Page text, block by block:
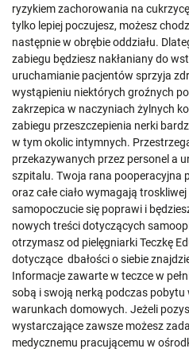
ryzykiem zachorowania na
tylko lepiej poczujesz, możesz
następnie w obrębie oddziału.
zabiegu będziesz nakłaniany do
uruchamianie pacjentów sprzyja
wystąpieniu niektórych groźnych
zakrzepica w naczyniach żylnych
zabiegu przeszczepienia nerki
w tym okolic intymnych.
przekazywanych przez personel a
szpitalu. Twoja rana pooperacyjna
oraz całe ciało wymagają
samopoczucie się poprawi i
nowych treści dotyczących
otrzymasz od pielęgniarki Teczkę
dotyczące dbałości o siebie
Informacje zawarte w teczce w
sobą i swoją nerką podczas pobytu
warunkach domowych. Jeżeli
wystarczające zawsze możesz
medycznemu pracującemu w